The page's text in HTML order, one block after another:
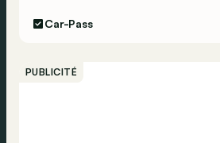
Car-Pass
PUBLICITÉ